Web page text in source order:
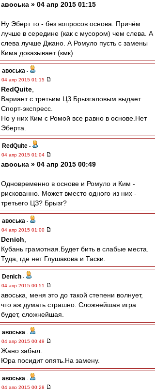
авоська » 04 апр 2015 01:15
Ну Эберт то - без вопросов основа. Причём
лучше в середине (как с мусором) чем слева. А
слева лучше Джано. А Ромуло пусть с замены
Кима доказывает (кмк).
авоська -
04 апр 2015 01:15
RedQuite
Вариант с третьим ЦЗ Брызгаловым выдает
Спорт-экспресс.
Но у них Ким с Ромой все равно в основе.Нет
Эберта.
RedQuite -
04 апр 2015 01:04
авоська » 04 апр 2015 00:49
Одновременно в основе и Ромуло и Ким -
рискованно. Может вместо одного из них -
третьего ЦЗ? Брызг?
авоська -
04 апр 2015 01:00
Denich
Кубань грамотная.Будет бить в слабые места.
Туда, где нет Глушакова и Таски.
Denich -
04 апр 2015 00:51
авоська, меня это до такой степени волнует,
что аж думать страшно. Сложнейшая игра
будет, сложнейшая.
авоська -
04 апр 2015 00:49
Жано забыл.
Юра посидит опять.На замену.
авоська -
04 апр 2015 00:28